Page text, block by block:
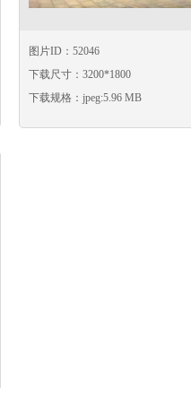
图片ID：52046
下载尺寸：3200*1800
下载规格：jpeg:5.96 MB